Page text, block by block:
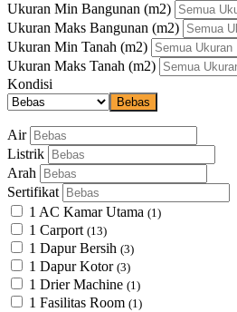
Ukuran Min Bangunan (m2)
Ukuran Maks Bangunan (m2)
Ukuran Min Tanah (m2)
Ukuran Maks Tanah (m2)
Kondisi
Bebas
Air
Listrik
Arah
Sertifikat
1 AC Kamar Utama (1)
1 Carport (13)
1 Dapur Bersih (3)
1 Dapur Kotor (3)
1 Drier Machine (1)
1 Fasilitas Room (1)